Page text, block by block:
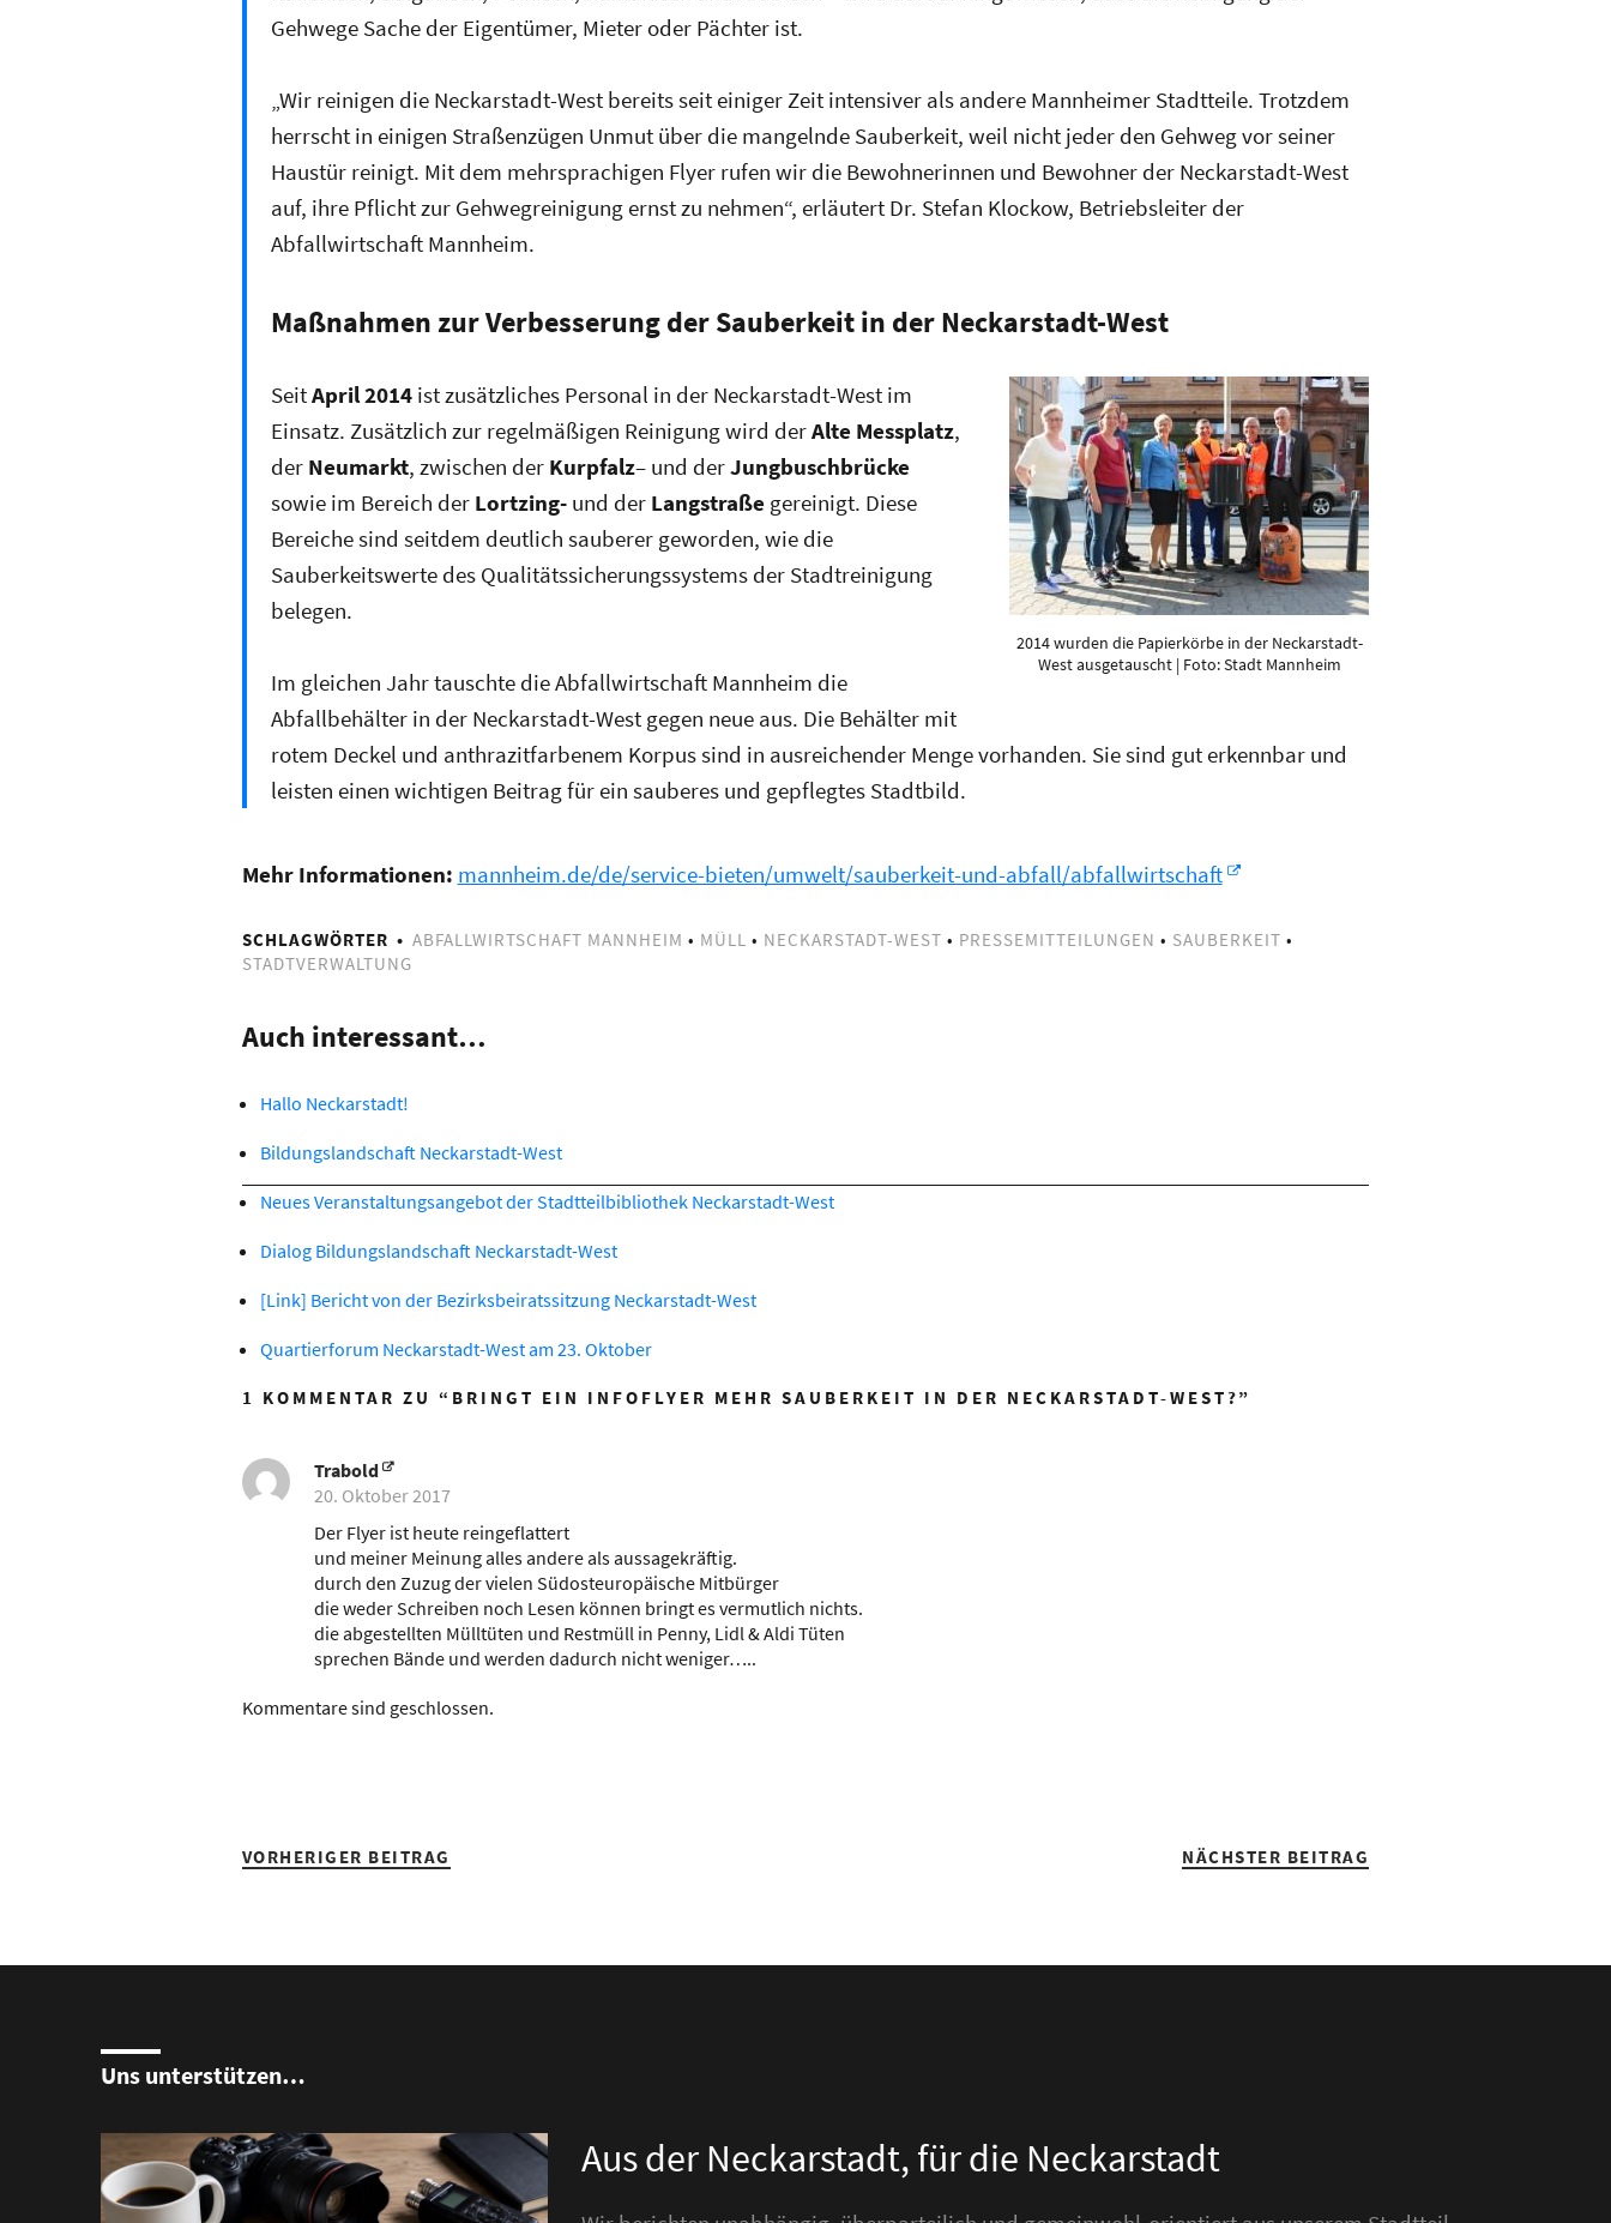
Gehwege Sache der Eigentümer, Mieter oder Pächter ist.
„Wir reinigen die Neckarstadt-West bereits seit einiger Zeit intensiver als andere Mannheimer Stadtteile. Trotzdem
herrscht in einigen Straßenzügen Unmut über die mangelnde Sauberkeit, weil nicht jeder den Gehweg vor seiner
Haustür reinigt. Mit dem mehrsprachigen Flyer rufen wir die Bewohnerinnen und Bewohner der Neckarstadt-West
auf, ihre Pflicht zur Gehwegreinigung ernst zu nehmen“, erläutert Dr. Stefan Klockow, Betriebsleiter der
Abfallwirtschaft Mannheim.
Maßnahmen zur Verbesserung der Sauberkeit in der Neckarstadt-West
2014 wurden die Papierkörbe in der Neckarstadt-
West ausgetauscht | Foto: Stadt Mannheim
SeitApril 2014ist zusätzliches Personal in der Neckarstadt-West im
Einsatz. Zusätzlich zur regelmäßigen Reinigung wird derAlte Messplatz,
der Neumarkt, zwischen der Kurpfalz– und derJungbuschbrücke
sowie im Bereich der Lortzing-und der Langstraße gereinigt. Diese
Bereiche sind seitdem deutlich sauberer geworden, wie die
Sauberkeitswerte des Qualitätssicherungssystems der Stadtreinigung
belegen.
Im gleichen Jahr tauschte die Abfallwirtschaft Mannheim die
Abfallbehälter in der Neckarstadt-West gegen neue aus. Die Behälter mit
rotem Deckel und anthrazitfarbenem Korpus sind in ausreichender Menge vorhanden. Sie sind gut erkennbar und
leisten einen wichtigen Beitrag für ein sauberes und gepflegtes Stadtbild.
Mehr Informationen: mannheim.de/de/service-bieten/umwelt/sauberkeit-und-abfall/abfallwirtschaft
SCHLAGWÖRTER ABFALLWIRTSCHAFT MANNHEIM • MÜLL • NECKARSTADT-WEST • PRESSEMITTEILUNGEN • SAUBERKEIT •
STADTVERWALTUNG
Auch interessant…
Hallo Neckarstadt!
Bildungslandschaft Neckarstadt-West
Neues Veranstaltungsangebot der Stadtteilbibliothek Neckarstadt-West
Dialog Bildungslandschaft Neckarstadt-West
[Link] Bericht von der Bezirksbeiratssitzung Neckarstadt-West
Quartierforum Neckarstadt-West am 23. Oktober
1 KOMMENTAR ZU “ BRINGT EIN INFOFLYER MEHR SAUBERKEIT IN DER NECKARSTADT-WEST?”
Trabold
20. Oktober 2017
Der Flyer ist heute reingeflattert
und meiner Meinung alles andere als aussagekräftig.
durch den Zuzug der vielen Südosteuropäische Mitbürger
die weder Schreiben noch Lesen können bringt es vermutlich nichts.
die abgestellten Mülltüten und Restmüll in Penny, Lidl & Aldi Tüten
sprechen Bände und werden dadurch nicht weniger…..
Kommentare sind geschlossen.
VORHERIGER BEITRAG NÄCHSTER BEITRAG
Uns unterstützen…
Aus der Neckarstadt, für die Neckarstadt